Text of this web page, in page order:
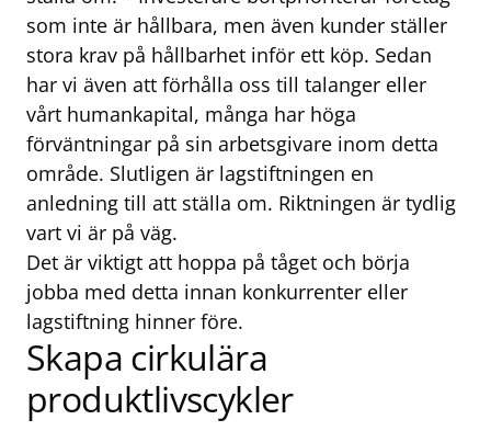
som inte är hållbara, men även kunder ställer
stora krav på hållbarhet inför ett köp. Sedan
har vi även att förhålla oss till talanger eller
vårt humankapital, många har höga
förväntningar på sin arbetsgivare inom detta
område. Slutligen är lagstiftningen en
anledning till att ställa om. Riktningen är tydlig
vart vi är på väg.
Det är viktigt att hoppa på tåget och börja
jobba med detta innan konkurrenter eller
lagstiftning hinner före.
Skapa cirkulära
produktlivscykler